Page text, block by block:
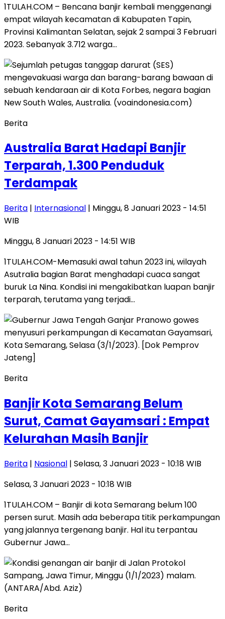
1TULAH.COM – Bencana banjir kembali menggenangi
empat wilayah kecamatan di Kabupaten Tapin,
Provinsi Kalimantan Selatan, sejak 2 sampai 3 Februari
2023. Sebanyak 3.712 warga…
Berita
Australia Barat Hadapi Banjir
Terparah, 1.300 Penduduk
Terdampak
Berita | Internasional | Minggu, 8 Januari 2023 - 14:51
WIB
Minggu, 8 Januari 2023 - 14:51 WIB
1TULAH.COM-Memasuki awal tahun 2023 ini, wilayah
Asutralia bagian Barat menghadapi cuaca sangat
buruk La Nina. Kondisi ini mengakibatkan luapan banjir
terparah, terutama yang terjadi…
Berita
Banjir Kota Semarang Belum
Surut, Camat Gayamsari : Empat
Kelurahan Masih Banjir
Berita | Nasional | Selasa, 3 Januari 2023 - 10:18 WIB
Selasa, 3 Januari 2023 - 10:18 WIB
1TULAH.COM – Banjir di kota Semarang belum 100
persen surut. Masih ada beberapa titik perkampungan
yang jalannya tergenang banjir. Hal itu terpantau
Gubernur Jawa…
Berita